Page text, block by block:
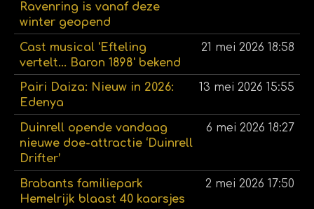
Ravenring is vanaf deze
winter geopend
Cast musical 'Efteling
vertelt... Baron 1898' bekend
21 mei 2026 18:58
Pairi Daiza: Nieuw in 2026:
Edenya
13 mei 2026 15:55
Duinrell opende vandaag
nieuwe doe-attractie ‘Duinrell
Drifter’
6 mei 2026 18:27
Brabants familiepark
Hemelrijk blaast 40 kaarsjes
2 mei 2026 17:50